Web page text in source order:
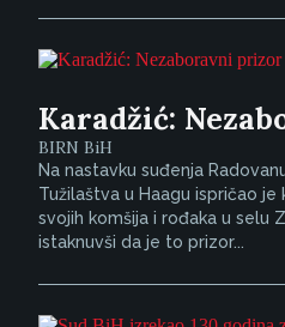
Karadžić:
BIRN BiH
Na nastavku suđenja
Tužilaštva u Haagu ispričao
svojih komšija i rođaka u selu
istaknuvši da je to prizor...